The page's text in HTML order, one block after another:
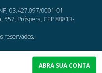
ABRA SUA CONTA
03.427.097/0001-01
557, Próspera, CEP 88813-
reservados.